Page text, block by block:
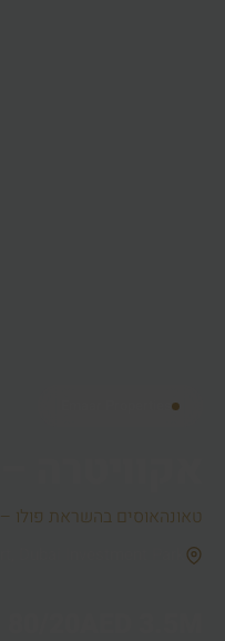
טאונהאוסים בהשראת פולו – Grand Polo Club & Resort